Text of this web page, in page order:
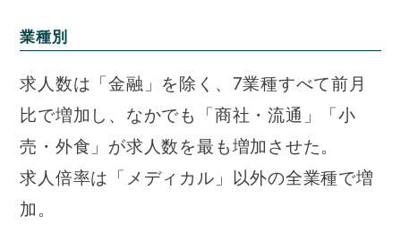
業種別
求人数は「金融」を除く、7業種すべて前月
比で増加し、なかでも「商社・流通」「小
売・外食」が求人数を最も増加させた。
求人倍率は「メディカル」以外の全業種で増
加。